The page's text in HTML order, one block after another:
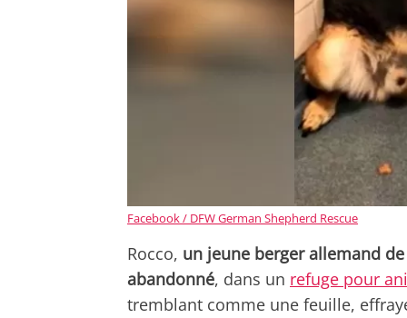
Facebook / DFW German Shepherd Rescue
Rocco, un jeune berger allemand
abandonné, dans un refuge pour
tremblant comme une feuille,